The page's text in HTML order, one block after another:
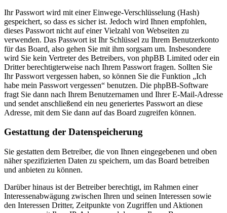
Ihr Passwort wird mit einer Einwege-Verschlüsselung (Hash)
gespeichert, so dass es sicher ist. Jedoch wird Ihnen empfohlen,
dieses Passwort nicht auf einer Vielzahl von Webseiten zu
verwenden. Das Passwort ist Ihr Schlüssel zu Ihrem Benutzerkonto
für das Board, also gehen Sie mit ihm sorgsam um. Insbesondere
wird Sie kein Vertreter des Betreibers, von phpBB Limited oder ein
Dritter berechtigterweise nach Ihrem Passwort fragen. Sollten Sie
Ihr Passwort vergessen haben, so können Sie die Funktion „Ich
habe mein Passwort vergessen“ benutzen. Die phpBB-Software
fragt Sie dann nach Ihrem Benutzernamen und Ihrer E-Mail-Adresse
und sendet anschließend ein neu generiertes Passwort an diese
Adresse, mit dem Sie dann auf das Board zugreifen können.
Gestattung der Datenspeicherung
Sie gestatten dem Betreiber, die von Ihnen eingegebenen und oben
näher spezifizierten Daten zu speichern, um das Board betreiben
und anbieten zu können.
Darüber hinaus ist der Betreiber berechtigt, im Rahmen einer
Interessenabwägung zwischen Ihren und seinen Interessen sowie
den Interessen Dritter, Zeitpunkte von Zugriffen und Aktionen